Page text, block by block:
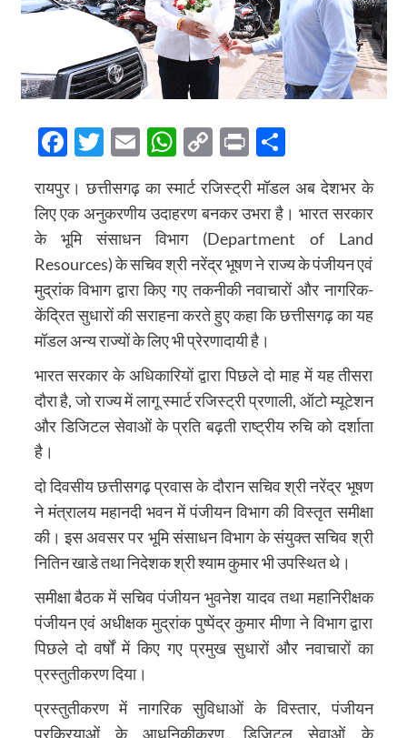
Facebook
Twitter
EmailWhatsApp
Copy
Link
PrintShare
रायपुर। छत्तीसगढ़ का स्मार्ट रजिस्ट्री मॉडल अब देशभर के
लिए एक अनुकरणीय उदाहरण बनकर उभरा है। भारत सरकार
के भूमि संसाधन विभाग (Department of Land
Resources) के सचिव श्री नरेंद्र भूषण ने राज्य के पंजीयन एवं
मुद्रांक विभाग द्वारा किए गए तकनीकी नवाचारों और नागरिक-
केंद्रित सुधारों की सराहना करते हुए कहा कि छत्तीसगढ़ का यह
मॉडल अन्य राज्यों के लिए भी प्रेरणादायी है।
भारत सरकार के अधिकारियों द्वारा पिछले दो माह में यह तीसरा
दौरा है, जो राज्य में लागू स्मार्ट रजिस्ट्री प्रणाली, ऑटो म्यूटेशन
और डिजिटल सेवाओं के प्रति बढ़ती राष्ट्रीय रुचि को दर्शाता
है।
दो दिवसीय छत्तीसगढ़ प्रवास के दौरान सचिव श्री नरेंद्र भूषण
ने मंत्रालय महानदी भवन में पंजीयन विभाग की विस्तृत समीक्षा
की। इस अवसर पर भूमि संसाधन विभाग के संयुक्त सचिव श्री
नितिन खाडे तथा निदेशक श्री श्याम कुमार भी उपस्थित थे।
समीक्षा बैठक में सचिव पंजीयन भुवनेश यादव तथा महानिरीक्षक
पंजीयन एवं अधीक्षक मुद्रांक पुष्पेंद्र कुमार मीणा ने विभाग द्वारा
पिछले दो वर्षों में किए गए प्रमुख सुधारों और नवाचारों का
प्रस्तुतीकरण दिया।
प्रस्तुतीकरण में नागरिक सुविधाओं के विस्तार, पंजीयन
प्रक्रियाओं के आधुनिकीकरण, डिजिटल सेवाओं के